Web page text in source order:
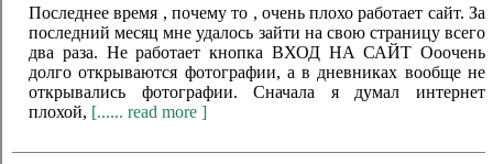
Последнее время , почему то , очень плохо работает сайт. За
последний месяц мне удалось зайти на свою страницу всего
два раза. Не работает кнопка ВХОД НА САЙТ Ооочень
долго открываются фотографии, а в дневниках вообще не
открывались фотографии. Сначала я думал интернет
плохой, [...... read more ]